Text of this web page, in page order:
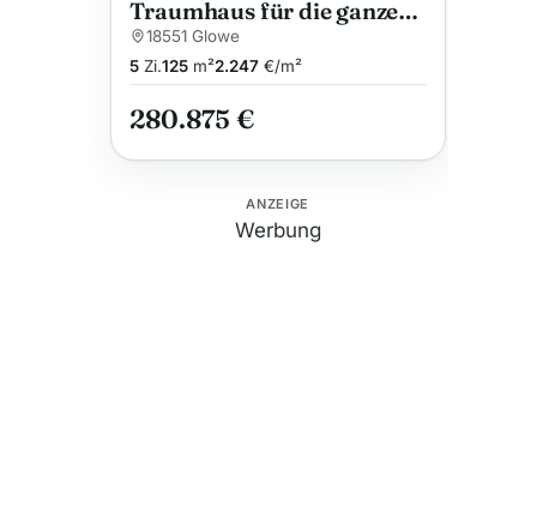
Traumhaus für die ganze
Familie
18551 Glowe
5Zi.125m²2.247€/m²
280.875 €
ANZEIGE
Werbung